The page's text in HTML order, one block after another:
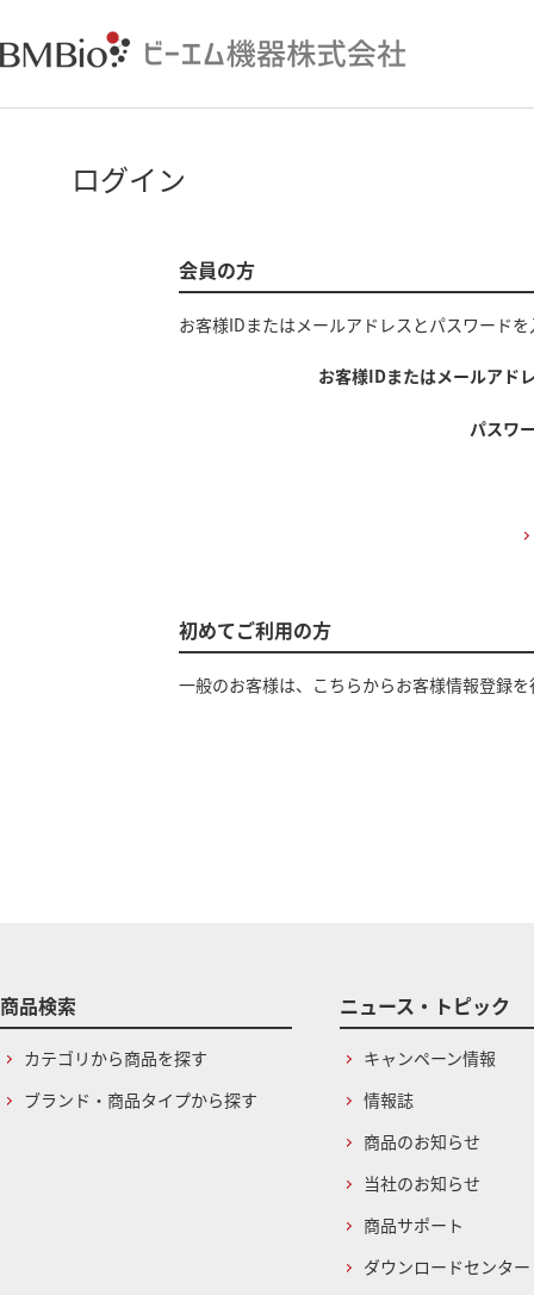
ログイン
会員の方
お客様IDまたはメールアドレス とパスワード
お客様IDまたはメールアド
パスワ
初めてご利用の方
一般のお客様は、こちらからお客様情報登録
商品検索
カテゴリから商品を探す
ブランド・商品タイプから探す
ニュース・トピック
キャンペーン情報
情報誌
商品のお知らせ
当社のお知らせ
商品サポート
ダウンロードセンター